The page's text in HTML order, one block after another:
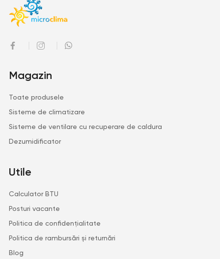
Magazin
Toate produsele
Sisteme de climatizare
Sisteme de ventilare cu recuperare de caldura
Dezumidificator
Utile
Calculator BTU
Posturi vacante
Politica de confidențialitate
Politica de rambursări și returnări
Blog